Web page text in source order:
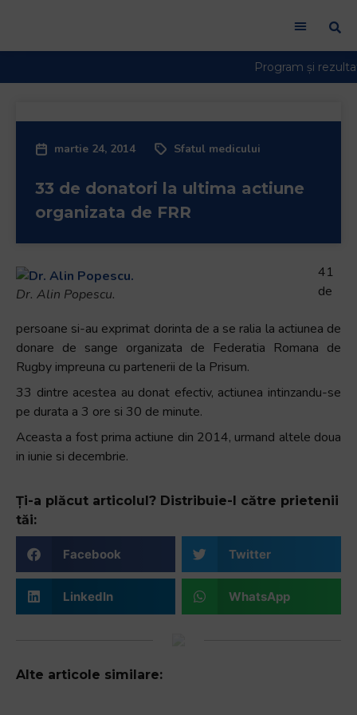
martie 24, 2014 Sfatul medicului
33 de donatori la ultima actiune
organizata de FRR
Dr. Alin Popescu.
41
de
persoane si-au exprimat dorinta de a se ralia la actiunea de
donare de sange organizata de Federatia Romana de
Rugby impreuna cu partenerii de la Prisum.
33 dintre acestea au donat efectiv, actiunea intinzandu-se
pe durata a 3 ore si 30 de minute.
Aceasta a fost prima actiune din 2014, urmand altele doua
in iunie si decembrie.
Ți-a plăcut articolul? Distribuie-l către prietenii
tăi:
Facebook Twitter
LinkedIn WhatsApp
Alte articole similare: